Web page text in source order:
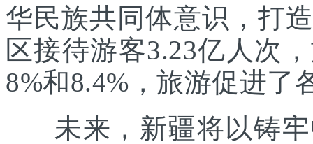
华民族共同体意识，打
区接待游客3.23亿人次
8%和8.4%，旅游促进了
未来，新疆将以铸牢